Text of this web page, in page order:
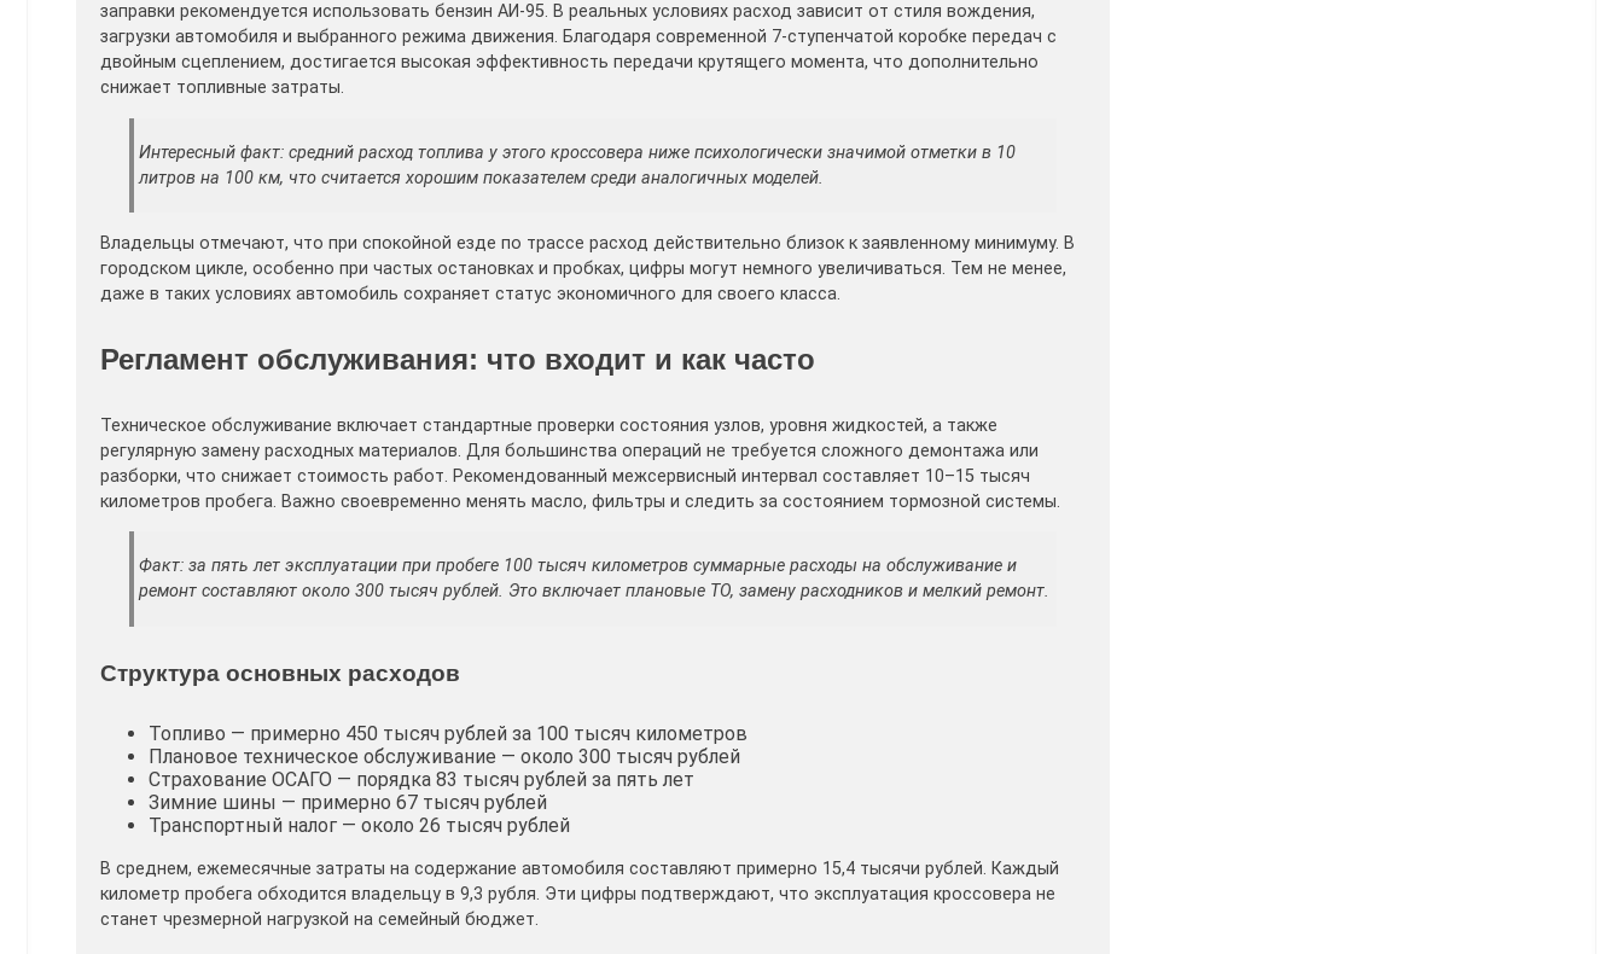
заправки рекомендуется использовать бензин АИ-95. В реальных условиях расход зависит от стиля вождения,
загрузки автомобиля и выбранного режима движения. Благодаря современной 7-ступенчатой коробке передач с
двойным сцеплением, достигается высокая эффективность передачи крутящего момента, что дополнительно
снижает топливные затраты.
Интересный факт: средний расход топлива у этого кроссовера ниже психологически значимой отметки в 10
литров на 100 км, что считается хорошим показателем среди аналогичных моделей.
Владельцы отмечают, что при спокойной езде по трассе расход действительно близок к заявленному минимуму. В
городском цикле, особенно при частых остановках и пробках, цифры могут немного увеличиваться. Тем не менее,
даже в таких условиях автомобиль сохраняет статус экономичного для своего класса.
Регламент обслуживания: что входит и как часто
Техническое обслуживание включает стандартные проверки состояния узлов, уровня жидкостей, а также
регулярную замену расходных материалов. Для большинства операций не требуется сложного демонтажа или
разборки, что снижает стоимость работ. Рекомендованный межсервисный интервал составляет 10–15 тысяч
километров пробега. Важно своевременно менять масло, фильтры и следить за состоянием тормозной системы.
Факт: за пять лет эксплуатации при пробеге 100 тысяч километров суммарные расходы на обслуживание и
ремонт составляют около 300 тысяч рублей. Это включает плановые ТО, замену расходников и мелкий ремонт.
Структура основных расходов
Топливо — примерно 450 тысяч рублей за 100 тысяч километров
Плановое техническое обслуживание — около 300 тысяч рублей
Страхование ОСАГО — порядка 83 тысяч рублей за пять лет
Зимние шины — примерно 67 тысяч рублей
Транспортный налог — около 26 тысяч рублей
В среднем, ежемесячные затраты на содержание автомобиля составляют примерно 15,4 тысячи рублей. Каждый
километр пробега обходится владельцу в 9,3 рубля. Эти цифры подтверждают, что эксплуатация кроссовера не
станет чрезмерной нагрузкой на семейный бюджет.